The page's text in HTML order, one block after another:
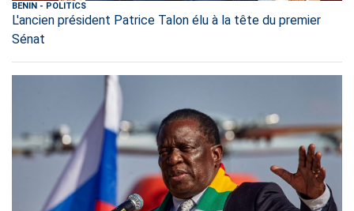
BENIN - POLITICS
L'ancien président Patrice Talon élu à la tête du premier
Sénat